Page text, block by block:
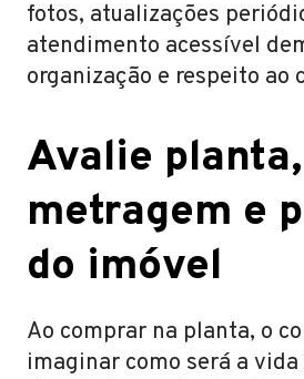
fotos, atualizações
atendimento acessível
organização e respeito ao
Avalie planta,
metragem e
do imóvel
Ao comprar na planta, o
imaginar como será a